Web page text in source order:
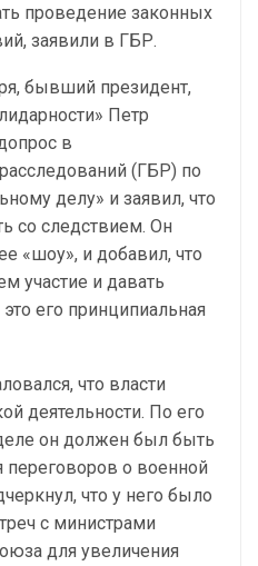
проведение законных
заявили в ГБР.
бывший президент,
Петр
в
(ГБР) по
делу» и заявил, что
со следствием. Он
«шоу», и добавил, что
участие и давать
его принципиальная
что власти
деятельности. По его
он должен был быть
о военной
что у него было
с министрами
для увеличения